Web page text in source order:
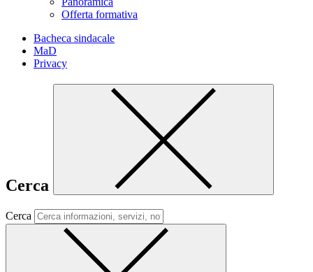
Offerta formativa
Bacheca sindacale
MaD
Privacy
Cerca
Cerca